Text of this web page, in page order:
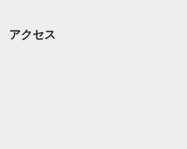
アクセス